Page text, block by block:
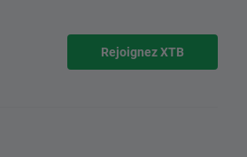
Rejoignez XTB